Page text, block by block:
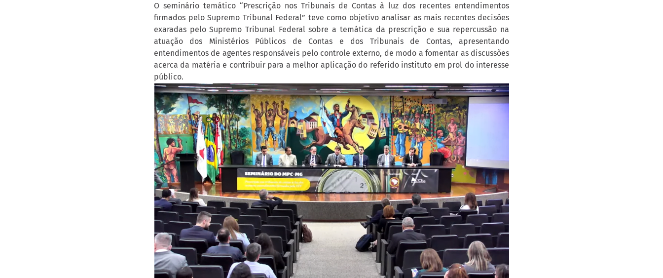
O seminário temático “Prescrição nos Tribunais de Contas à luz dos recentes entendimentos
firmados pelo Supremo Tribunal Federal” teve como objetivo analisar as mais recentes decisões
exaradas pelo Supremo Tribunal Federal sobre a temática da prescrição e sua repercussão na
atuação dos Ministérios Públicos de Contas e dos Tribunais de Contas, apresentando
entendimentos de agentes responsáveis pelo controle externo, de modo a fomentar as discussões
acerca da matéria e contribuir para a melhor aplicação do referido instituto em prol do interesse
público.